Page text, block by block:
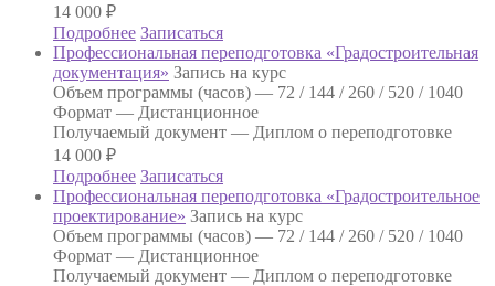
14 000 ₽
Подробнее Записаться
Профессиональная переподготовка «Градостроительная
документация» Запись на курс
Объем программы (часов) — 72 / 144 / 260 / 520 / 1040
Формат — Дистанционное
Получаемый документ — Диплом о переподготовке
14 000 ₽
Подробнее Записаться
Профессиональная переподготовка «Градостроительное
проектирование» Запись на курс
Объем программы (часов) — 72 / 144 / 260 / 520 / 1040
Формат — Дистанционное
Получаемый документ — Диплом о переподготовке